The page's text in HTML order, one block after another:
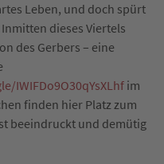
Leben, und doch spürt
dieses Viertels
des Gerbers – eine
IWIFDo9O30qYsXLhf im
finden hier Platz zum
beeindruckt und demütig